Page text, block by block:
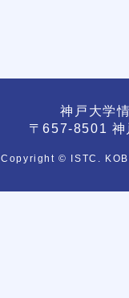
神戸大学
〒657-8501 神
Copyright © ISTC.